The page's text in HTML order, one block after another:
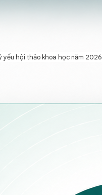
yếu hội thảo khoa học năm 2026